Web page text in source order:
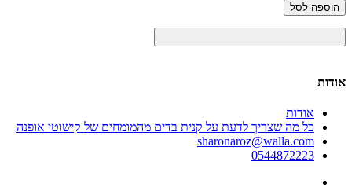
הוספה לסל
אודות
אודות
כל מה שצריך לדעת על קנית בדים מהמומחים של קישוטי אופנה
sharonaroz@walla.com
0544872223